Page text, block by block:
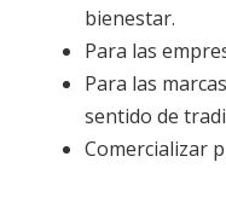
bienestar.
Para las
Para las
sentido de
Comercializar